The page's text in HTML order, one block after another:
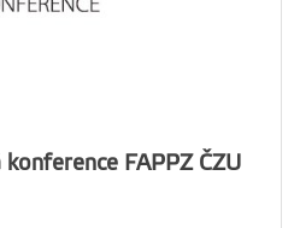
FAPPZ ČZU